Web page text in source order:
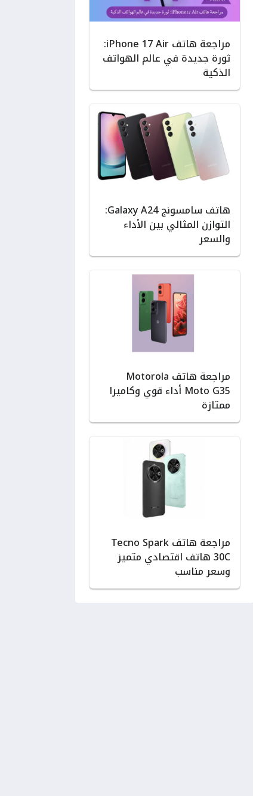
مراجعة هاتف iPhone 17 Air:
ثورة جديدة في عالم الهواتف
الذكية
هاتف سامسونج Galaxy A24:
التوازن المثالي بين الأداء
والسعر
مراجعة هاتف Motorola
Moto G35 أداء قوي وكاميرا
ممتازة
مراجعة هاتف Tecno Spark
30C هاتف اقتصادي متميز
وسعر مناسب